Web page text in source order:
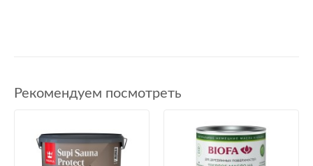
Рекомендуем посмотреть